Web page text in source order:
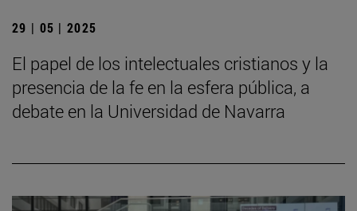
29 | 05 | 2025
El papel de los intelectuales cristianos y la
presencia de la fe en la esfera pública, a
debate en la Universidad de Navarra